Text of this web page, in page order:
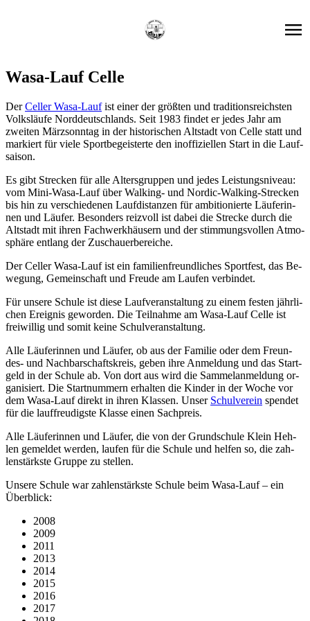
Wasa-Lauf Cel­le
DerCel­ler Wasa-Laufist ei­ner der größ­ten und tra­di­ti­ons­reichs­ten
Volks­läu­fe Nord­deutsch­lands. Seit 1983 fin­det er je­des Jahr am
zwei­ten März­sonn­tag in der his­to­ri­schen Alt­stadt von Cel­le statt und
mar­kiert für vie­le Sport­be­geis­ter­te den in­of­fi­zi­el­len Start in die Lauf­
sai­son.
Es gibt Stre­cken für alle Al­ters­grup­pen und je­des Leis­tungs­ni­veau:
vom Mini-Wasa-Lauf über Wal­king- und Nor­dic-Wal­king-Stre­cken
bis hin zu ver­schie­de­nen Lauf­di­stan­zen für am­bi­tio­nier­te Läu­fe­rin­
nen und Läu­fer. Be­son­ders reiz­voll ist da­bei die Stre­cke durch die
Alt­stadt mit ih­ren Fach­werk­häu­sern und der stim­mungs­vol­len At­mo­
sphä­re ent­lang der Zu­schau­er­be­rei­che.
Der Cel­ler Wasa-Lauf ist ein fa­mi­li­en­freund­li­ches Sport­fest, das Be­
we­gung, Ge­mein­schaft und Freu­de am Lau­fen ver­bin­det.
Für un­se­re Schu­le ist die­se Lauf­ver­an­stal­tung zu ei­nem fes­ten jähr­li­
chen Er­eig­nis ge­wor­den. Die Teil­nah­me am Wasa-Lauf Cel­le ist
frei­wil­lig und so­mit kei­ne Schul­ver­an­stal­tung.
Alle Läu­fe­rin­nen und Läu­fer, ob aus der Fa­mi­lie oder dem Freun­
des- und Nach­bar­schafts­kreis, ge­ben ihre An­mel­dung und das Start­
geld in der Schu­le ab. Von dort aus wird die Sam­mel­an­mel­dung or­
ga­ni­siert. Die Start­num­mern er­hal­ten die Kin­der in der Wo­che vor
dem Wasa-Lauf di­rekt in ih­ren Klas­sen. Un­ser Schul­ver­ein spen­det
für die lauf­freu­digs­te Klas­se ei­nen Sach­preis.
Alle Läu­fe­rin­nen und Läu­fer, die von der Grund­schu­le Klein Heh­
len ge­mel­det wer­den, lau­fen für die Schu­le und hel­fen so, die zah­
len­stärks­te Grup­pe zu stel­len.
Un­se­re Schu­le war zah­len­stärks­te Schu­le beim Wasa-Lauf – ein
Über­blick:
2008
2009
2011
2013
2014
2015
2016
2017